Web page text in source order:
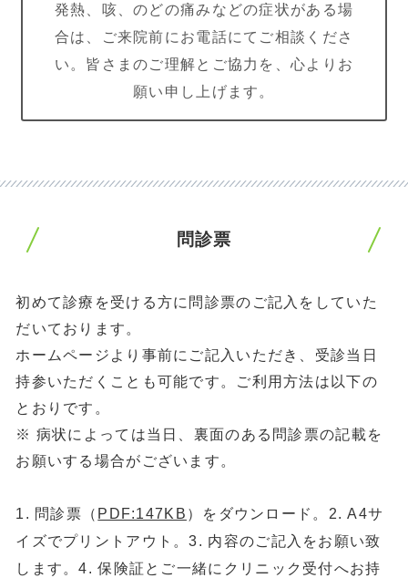
発熱、咳、のどの痛みなどの症状がある場
合は、ご来院前にお電話にてご相談くださ
い。皆さまのご理解とご協力を、心よりお
願い申し上げます。
問診票
初めて診療を受ける方に問診票のご記入をしていた
だいております。
ホームページより事前にご記入いただき、受診当日
持参いただくことも可能です。ご利用方法は以下の
とおりです。
※ 病状によっては当日、裏面のある問診票の記載を
お願いする場合がございます。
1. 問診票（ PDF:147KB ）をダウンロード。 2. A4サ
イズでプリントアウト。3. 内容のご記入をお願い致
します。4.保険証とご一緒にクリニック受付へお持